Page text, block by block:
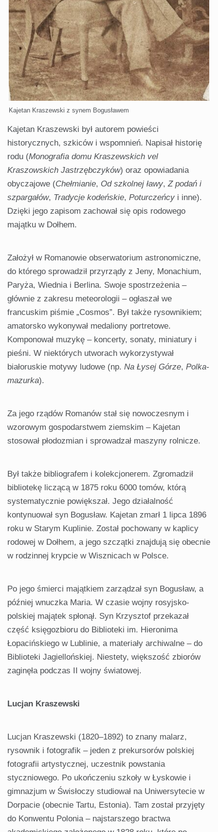
Kajetan Kraszewski z synem Bogusławem
Kajetan Kraszewski był autorem powieści
historycznych, szkiców i wspomnień. Napisał historię
rodu (Monografia domu Kraszewskich vel
Kraszowskich Jastrzębczyków) oraz opowiadania
obyczajowe (Chełmianie, Od szkolnej ławy, Z podań i
szpargałów, Tradycje kodeńskie, Poturczeńcy i inne).
Dzięki jego zapisom zachował się opis rodowego
majątku w Dołhem.
Założył w Romanowie obserwatorium astronomiczne,
do którego sprowadził przyrządy z Jeny, Monachium,
Paryża, Wiednia i Berlina. Swoje spostrzeżenia –
głównie z zakresu meteorologii – ogłaszał we
francuskim piśmie „Cosmos”. Był także rysownikiem;
amatorsko wykonywał medaliony portretowe.
Komponował muzykę – koncerty, sonaty, miniatury i
pieśni. W niektórych utworach wykorzystywał
białoruskie motywy ludowe (np. Na Łysej Górze, Polka-
mazurka).
Za jego rządów Romanów stał się nowoczesnym i
wzorowym gospodarstwem ziemskim – Kajetan
stosował płodozmian i sprowadzał maszyny rolnicze.
Był także bibliografem i kolekcjonerem. Zgromadził
bibliotekę liczącą w 1875 roku 6000 tomów, którą
systematycznie powiększał. Jego działalność
kontynuował syn Bogusław. Kajetan zmarł 1 lipca 1896
roku w Starym Kuplinie. Został pochowany w kaplicy
rodowej w Dołhem, a jego szczątki znajdują się obecnie
w rodzinnej krypcie w Wisznicach w Polsce.
Po jego śmierci majątkiem zarządzał syn Bogusław, a
później wnuczka Maria. W czasie wojny rosyjsko-
polskiej majątek spłonął. Syn Krzysztof przekazał
część księgozbioru do Biblioteki im. Hieronima
Łopacińskiego w Lublinie, a materiały archiwalne – do
Biblioteki Jagiellońskiej. Niestety, większość zbiorów
zaginęła podczas II wojny światowej.
Lucjan Kraszewski
Lucjan Kraszewski (1820–1892) to znany malarz,
rysownik i fotografik – jeden z prekursorów polskiej
fotografii artystycznej, uczestnik powstania
styczniowego. Po ukończeniu szkoły w Łyskowie i
gimnazjum w Świsłoczy studiował na Uniwersytecie w
Dorpacie (obecnie Tartu, Estonia). Tam został przyjęty
do Konwentu Polonia – najstarszego bractwa